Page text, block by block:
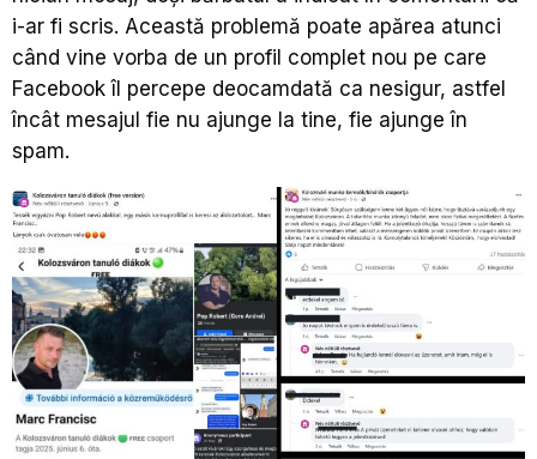
i-ar fi scris. Această problemă poate apărea atunci
când vine vorba de un profil complet nou pe care
Facebook îl percepe deocamdată ca nesigur, astfel
încât mesajul fie nu ajunge la tine, fie ajunge în
spam.